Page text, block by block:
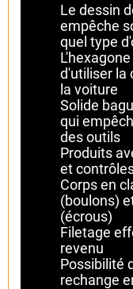
Le dessin
empêche
quel type
d'utiliser la
la voiture
Solide
qui
des outils
Produits
et
Corps en
(boulons)
(écrous)
Filetage
revenu
Possibilité
rechange